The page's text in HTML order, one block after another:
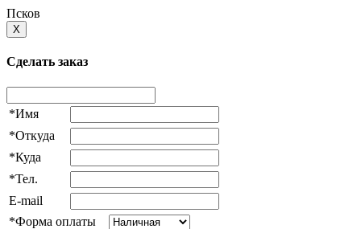
Псков
X
Сделать заказ
*Имя
*Откуда
*Куда
*Тел.
E-mail
*Форма оплаты